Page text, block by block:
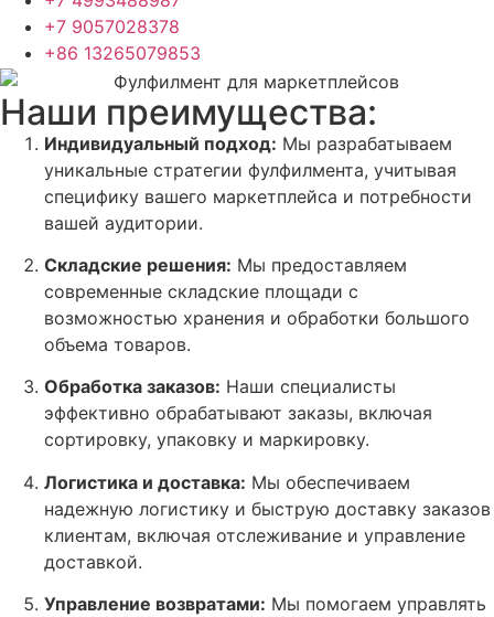
+7 9057028378
+86 13265079853
Наши преимущества:
Индивидуальный подход: Мы разрабатываем
уникальные стратегии фулфилмента, учитывая
специфику вашего маркетплейса и потребности
вашей аудитории.
Складские решения: Мы предоставляем
современные складские площади с
возможностью хранения и обработки большого
объема товаров.
Обработка заказов: Наши специалисты
эффективно обрабатывают заказы, включая
сортировку, упаковку и маркировку.
Логистика и доставка: Мы обеспечиваем
надежную логистику и быструю доставку заказов
клиентам, включая отслеживание и управление
доставкой.
Управление возвратами: Мы помогаем управлять